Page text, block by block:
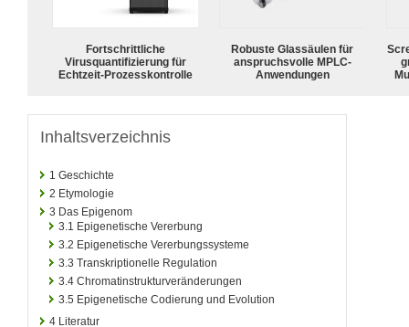
Fortschrittliche
Virusquantifizierung für
Echtzeit-Prozesskontrolle
Robuste Glassäulen für
anspruchsvolle MPLC-
Anwendungen
Inhaltsverzeichnis
1 Geschichte
2 Etymologie
3 Das Epigenom
3.1 Epigenetische Vererbung
3.2 Epigenetische Vererbungssysteme
3.3 Transkriptionelle Regulation
3.4 Chromatinstrukturveränderungen
3.5 Epigenetische Codierung und Evolution
4 Literatur